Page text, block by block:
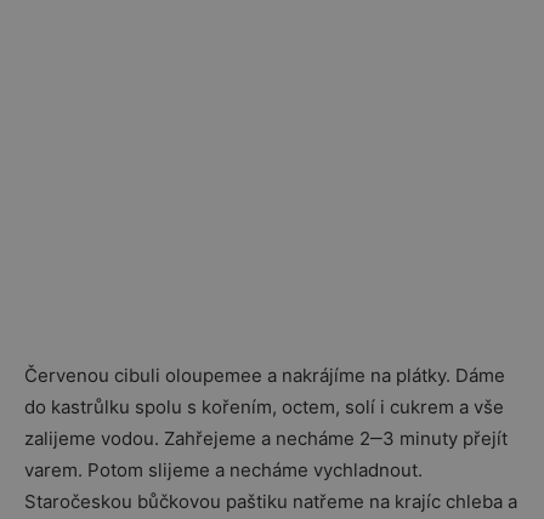
Červenou cibuli oloupemee a nakrájíme na plátky. Dáme
do kastrůlku spolu s kořením, octem, solí i cukrem a vše
zalijeme vodou. Zahřejeme a necháme 2‒3 minuty přejít
varem. Potom slijeme a necháme vychladnout.
Staročeskou bůčkovou paštiku natřeme na krajíc chleba a